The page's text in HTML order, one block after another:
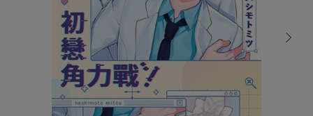
next